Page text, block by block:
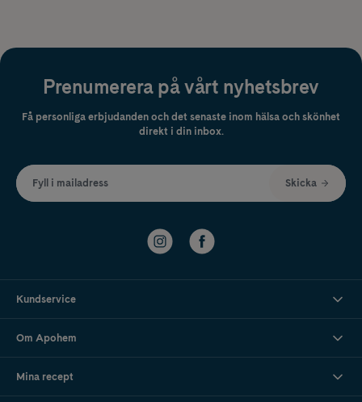
Prenumerera på vårt nyhetsbrev
Få personliga erbjudanden och det senaste inom hälsa och skönhet
direkt i din inbox.
Fyll i mailadress Skicka
Kundservice
Om Apohem
Mina recept